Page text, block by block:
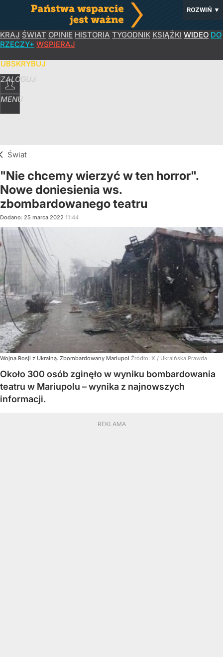
ROZWIŃ ▼
KRAJ ŚWIAT OPINIE HISTORIA TYGODNIK KSIĄŻKI WIDEO DO
RZECZY+ WSPIERAJ
ZALOGUJ
MENU
Świat
"Nie chcemy wierzyć w ten horror".
Nowe doniesienia ws.
zbombardowanego teatru
Dodano: 25 marca 2022 11:44
Wojna Rosji z Ukrainą. Zbombardowany Mariupol Źródło: X / Ukraińska Prawda
Około 300 osób zginęło w wyniku bombardowania
teatru w Mariupolu – wynika z najnowszych
informacji.